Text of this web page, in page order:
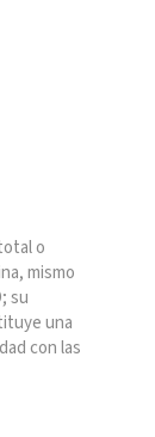
o
mismo
su
una
con las